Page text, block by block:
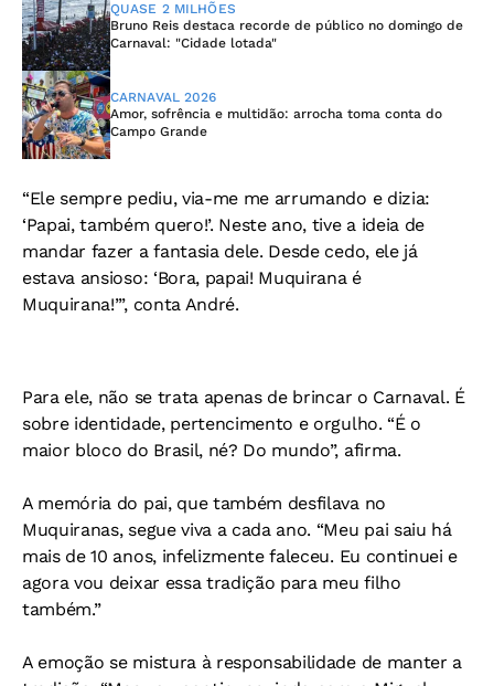
QUASE 2 MILHÕES
Bruno Reis destaca recorde de público no domingo de
Carnaval: "Cidade lotada"
CARNAVAL 2026
Amor, sofrência e multidão: arrocha toma conta do
Campo Grande
“Ele sempre pediu, via-me me arrumando e dizia:
‘Papai, também quero!’. Neste ano, tive a ideia de
mandar fazer a fantasia dele. Desde cedo, ele já
estava ansioso: ‘Bora, papai! Muquirana é
Muquirana!’”, conta André.
Para ele, não se trata apenas de brincar o Carnaval. É
sobre identidade, pertencimento e orgulho. “É o
maior bloco do Brasil, né? Do mundo”, afirma.
A memória do pai, que também desfilava no
Muquiranas, segue viva a cada ano. “Meu pai saiu há
mais de 10 anos, infelizmente faleceu. Eu continuei e
agora vou deixar essa tradição para meu filho
também.”
A emoção se mistura à responsabilidade de manter a